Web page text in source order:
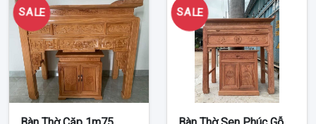
SALE SALE